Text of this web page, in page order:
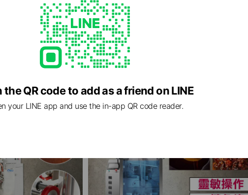
粉末全自動給袋包裝機
$250,000
INPHIC-全自動火鍋底料 辣椒醬包裝 醬料調料包裝
機
IMBB064104A
the QR code to add as a friend on LINE
your LINE app and use the in-app QR code reader.